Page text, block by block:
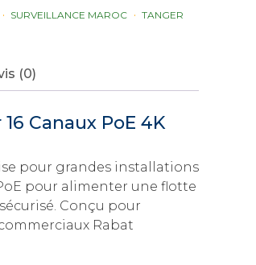
SURVEILLANCE MAROC TANGER
(0)
Canaux PoE 4K
pour grandes installations
pour alimenter une flotte
Conçu pour
Rabat